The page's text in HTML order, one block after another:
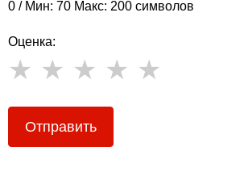
0 / Мин: 70 Макс: 200 символов
Оценка:
Отправить